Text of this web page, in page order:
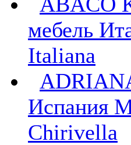
мебель
Italiana
Испания
Chirivella